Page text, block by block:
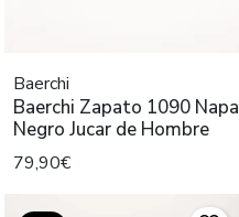
Baerchi
Baerchi Zapato 1090 Napa
Negro Jucar de Hombre
79,90€